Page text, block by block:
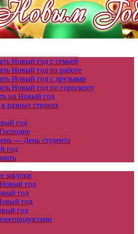
Новый год с семьей
Новый год на работе
Новый год с друзьями
Новый год по гороскопу
на Новый год
разных странах
год
— День студента
год
закуски
год
год
год
год